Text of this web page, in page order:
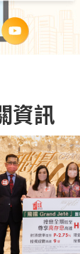
資訊